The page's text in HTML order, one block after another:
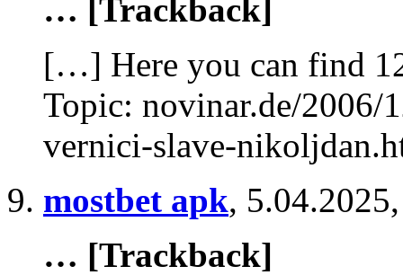
… [Trackback]
[…] Here you can find
Topic: novinar.de/2006/
vernici-slave-
mostbet apk,
… [Trackback]